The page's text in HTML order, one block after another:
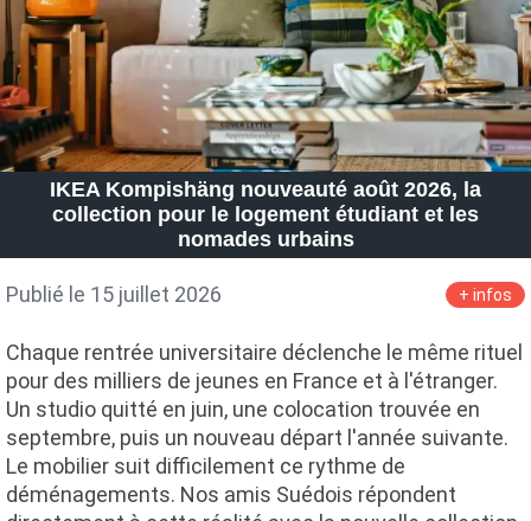
IKEA Kompishäng nouveauté août 2026, la
collection pour le logement étudiant et les
nomades urbains
Publié le 15 juillet 2026 + infos
Chaque rentrée universitaire déclenche le même rituel
pour des milliers de jeunes en France et à l'étranger.
Un studio quitté en juin, une colocation trouvée en
septembre, puis un nouveau départ l'année suivante.
Le mobilier suit difficilement ce rythme de
déménagements. Nos amis Suédois répondent